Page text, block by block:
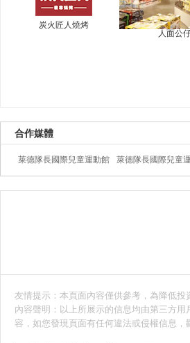
炭火匠人燒烤
人面公
合作媒體
萊德隊長國際兒童運動館 萊德隊長國際兒童
友情提示：本頁面內容僅供參考，為降低
內容聲明：以上所展示的信息均由第三方
容，如您發現頁面有任何違法或侵權信息